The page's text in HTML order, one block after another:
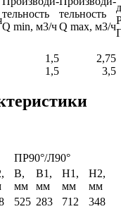
тельность
Q min, м3/ч
тельность
Q max, м3/ч
1,5
2,75
1,5 3,5
ПР90°/Л90°
B,
мм
B1,
мм
H1,
мм
H2,
мм
525 283 712 348